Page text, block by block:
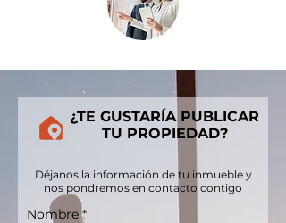
¿TE GUSTARÍA PUBLICAR
TU PROPIEDAD?
Déjanos la información de tu inmueble y
nos pondremos en contacto contigo
Nombre